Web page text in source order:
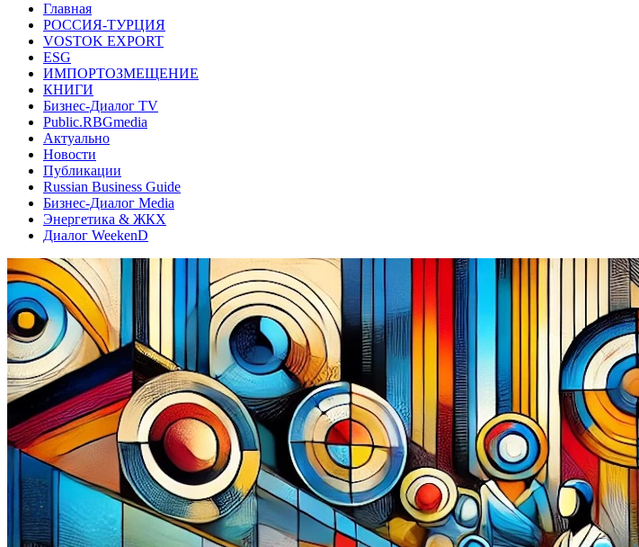
Главная
РОССИЯ-ТУРЦИЯ
VOSTOK EXPORT
ESG
ИМПОРТОЗМЕЩЕНИЕ
КНИГИ
Бизнес-Диалог TV
Public.RBGmedia
Актуально
Новости
Публикации
Russian Business Guide
Бизнес-Диалог Media
Энергетика & ЖКХ
Диалог WeekenD